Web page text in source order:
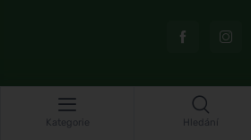
© Topshelf s.r.o. Všechna
Kategorie Hledání